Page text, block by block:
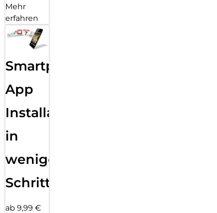
Mehr
erfahren
Smartphone
App
Installation
in
wenigen
Schritten
ab 9,99 €